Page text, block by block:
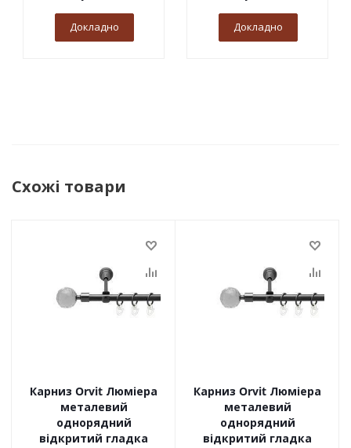
Докладно Докладно
Схожі товари
Карниз Orvit Люміера
металевий
однорядний
відкритий гладка
Карниз Orvit Люміера
металевий
однорядний
відкритий гладка